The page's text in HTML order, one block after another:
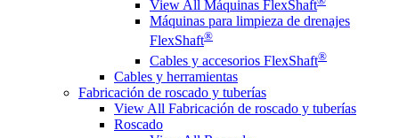
View All Máquinas FlexShaft
Máquinas para limpieza de drenajes
FlexShaft®
Cables y accesorios FlexShaft®
Cables y herramientas
Fabricación de roscado y tuberías
View All Fabricación de roscado y tuberías
Roscado